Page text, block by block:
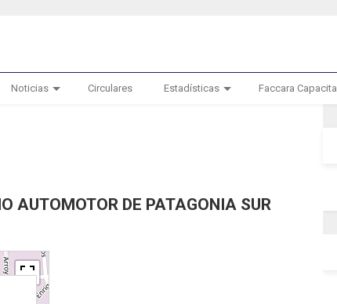
Noticias Circulares Estadísticas Faccara Capacita
AUTOMOTOR DE PATAGONIA SUR